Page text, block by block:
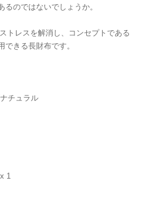
のではないでしょうか。
トレスを解消し、コンセプトである
できる長財布です。
チュラル
1